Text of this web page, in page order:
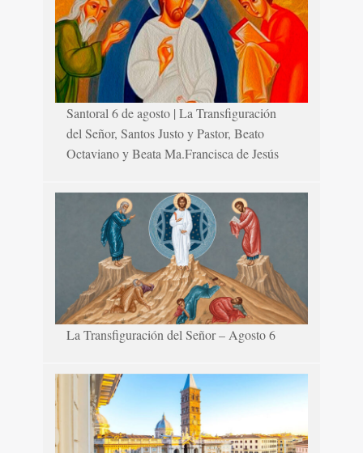
Santoral 6 de agosto | La Transfiguración
del Señor, Santos Justo y Pastor, Beato
Octaviano y Beata Ma.Francisca de Jesús
La Transfiguración del Señor – Agosto 6